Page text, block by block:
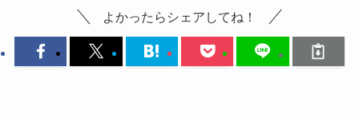
よかったらシェアしてね！